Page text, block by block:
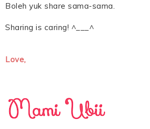
Boleh yuk share sama-sama.
Sharing is caring! ^___^
Love,